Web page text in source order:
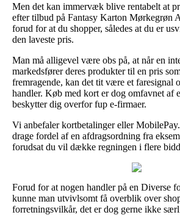
Men det kan immervæk blive rentabelt at
efter tilbud på Fantasy Karton Mørkegrøn
forud for at du shopper, således at du er
den laveste pris.
Man må alligevel være obs på, at når en
markedsfører deres produkter til en pris
fremragende, kan det tit være et faresignal
handler. Køb med kort er dog omfavnet af
beskytter dig overfor fup e-firmaer.
Vi anbefaler kortbetalinger eller
drage fordel af en afdragsordning fra
forudsat du vil dække regningen i flere
Forud for at nogen handler på en Diverse
kunne man utvivlsomt få overblik over
forretningsvilkår, det er dog gerne ikke